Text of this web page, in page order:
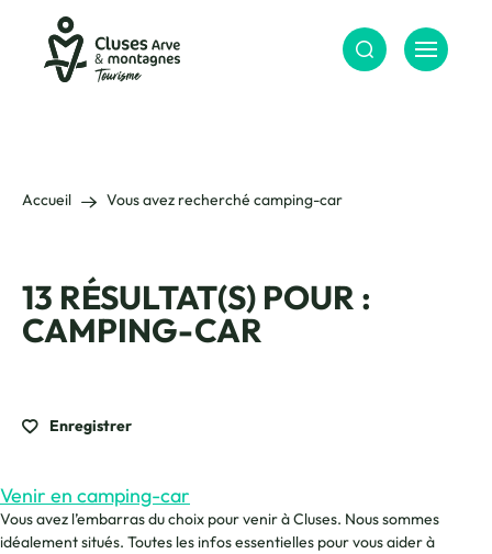
Menu
Accueil Vous avez recherché camping-car
13 RÉSULTAT(S) POUR :
CAMPING-CAR
Enregistrer
Venir en camping-car
Vous avez l’embarras du choix pour venir à Cluses. Nous sommes
idéalement situés. Toutes les infos essentielles pour vous aider à